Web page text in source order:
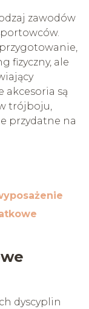
zawodów
fizyczny, ale
akcesoria są
trójboju,
przydatne na
dyscyplin